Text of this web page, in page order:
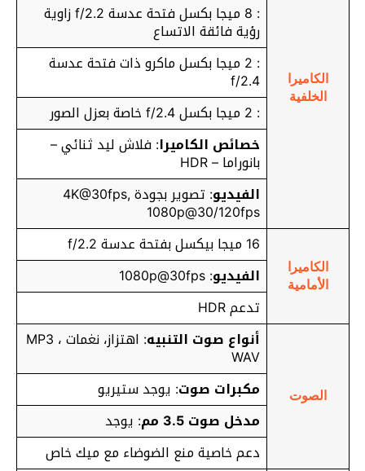
الكاميرا
الخلفية
: 8 ميجا بكسل فتحة عدسة f/2.2 زاوية
رؤية فائقة الاتساع
: 2 ميجا بكسل ماكرو ذات فتحة عدسة
f/2.4
: 2 ميجا بكسل f/2.4 خاصة بعزل الصور
خصائص الكاميرا: فلاش ليد ثنائي –
بانوراما – HDR
الفيديو
: تصوير بجودة 4K@30fps,
1080p@30/120fps
الكاميرا
الأمامية
16 ميجا بيكسل بفتحة عدسة f/2.2
الفيديو: 1080p@30fps
تدعم HDR
الصوت
أنواع صوت التنبيه : اهتزاز، نغمات MP3 ،
WAV
مكبرات صوت: يوجد ستيريو
مدخل صوت 3.5 مم
: يوجد
دعم خاصية منع الضوضاء مع ميك خاص